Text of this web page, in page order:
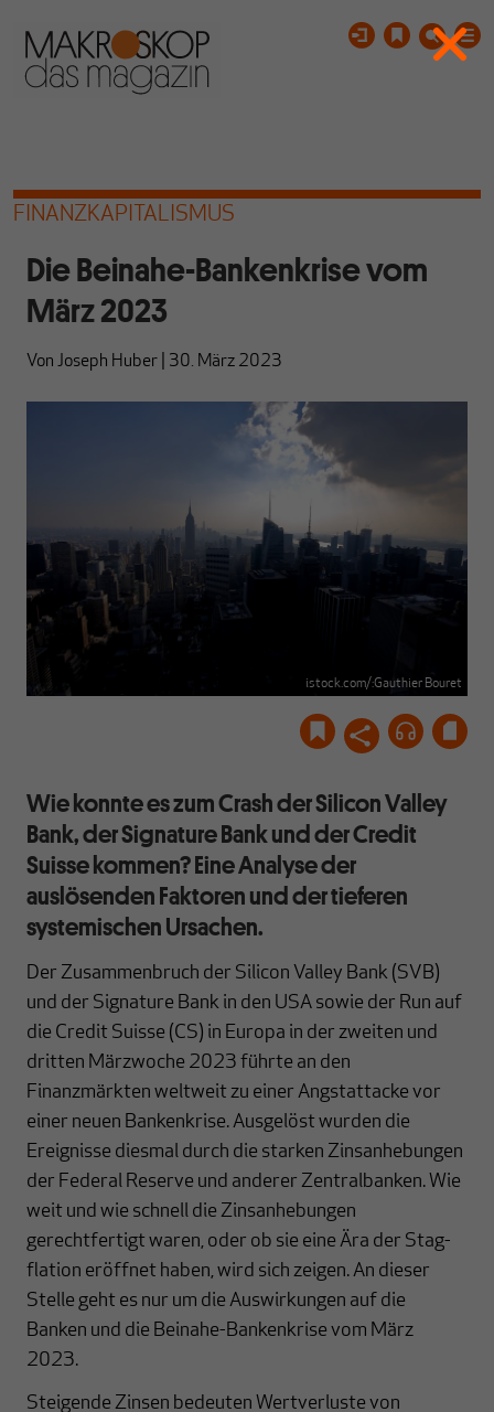
FINANZKAPITALISMUS
Die Beinahe-Bankenkrise vom
März 2023
Von Joseph Huber 30. März 2023
istock.com/:Gauthier Bouret
Wie konnte es zum Crash der Silicon Valley
Bank, der Signature Bank und der Credit
Suisse kommen? Eine Analyse der
auslösenden Faktoren und der tieferen
systemischen Ursachen.
Der Zusammenbruch der Silicon Valley Bank (SVB)
und der Signature Bank in den USA sowie der Run auf
die Credit Suisse (CS) in Europa in der zweiten und
dritten März­woche 2023 führte an den
Finanzmärkten weltweit zu einer Angstattacke vor
einer neuen Bankenkrise. Ausgelöst wurden die
Ereignisse diesmal durch die starken Zins­an­hebungen
der Federal Reserve und anderer Zentralbanken. Wie
weit und wie schnell die Zinsanhebungen
gerechtfertigt waren, oder ob sie eine Ära der Stag­
flation eröffnet haben, wird sich zeigen. An dieser
Stelle geht es nur um die Aus­wirk­un­gen auf die
Banken und die Beinahe-Bankenkrise vom März
2023.
Steigende Zinsen bedeuten Wertverluste von